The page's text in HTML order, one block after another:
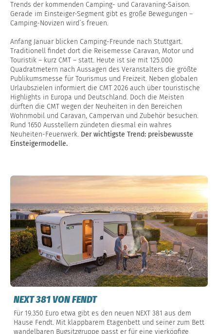
Trends der kommenden Camping- und Caravaning-Saison.
Gerade im Einsteiger-Segment gibt es große Bewegungen –
Camping-Novizen wird´s freuen.
Anfang Januar blicken Camping-Freunde nach Stuttgart.
Traditionell findet dort die Reisemesse Caravan, Motor und
Touristik – kurz CMT – statt. Heute ist sie mit 125.000
Quadratmetern nach Aussagen des Veranstalters die größte
Publikumsmesse für Tourismus und Freizeit. Neben globalen
Urlaubszielen informiert die CMT 2026 auch über touristische
Highlights in Europa und Deutschland. Doch die Meisten
dürften die CMT wegen der Neuheiten in den Bereichen
Wohnmobil und Caravan, Campervan und Zubehör besuchen.
Rund 1650 Ausstellern zündeten diesmal ein wahres
Neuheiten-Feuerwerk. Der wichtigste Trend: preisbewusste
Einsteigermodelle.
NEXT 381 VON FENDT
Für 19.350 Euro etwa gibt es den neuen NEXT 381 aus dem
Hause Fendt. Mit klappbarem Etagenbett und seiner zum Bett
wandelbaren Bugsitzgruppe passt er für eine vierköpfige